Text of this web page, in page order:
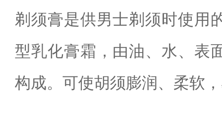
剃须膏是供男士剃须时使用
型乳化膏霜，由油、水、表
构成。可使胡须膨润、柔软